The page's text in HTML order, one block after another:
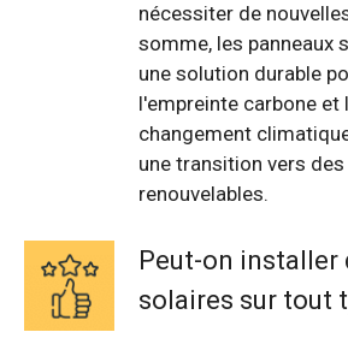
nécessiter de
somme, les panneaux
une solution durable
l'empreinte carbone
changement
une transition vers
renouvelables.
Peut-on installer
solaires sur tout